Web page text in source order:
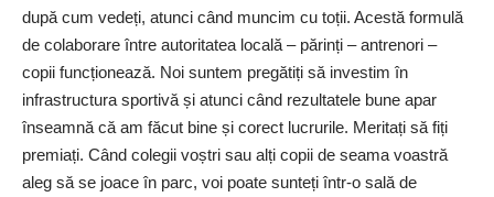
după cum vedeți, atunci când muncim cu toții. Acestă formulă
de colaborare între autoritatea locală – părinți – antrenori –
copii funcționează. Noi suntem pregătiți să investim în
infrastructura sportivă și atunci când rezultatele bune apar
înseamnă că am făcut bine și corect lucrurile. Meritați să fiți
premiați. Când colegii voștri sau alți copii de seama voastră
aleg să se joace în parc, voi poate sunteți într-o sală de